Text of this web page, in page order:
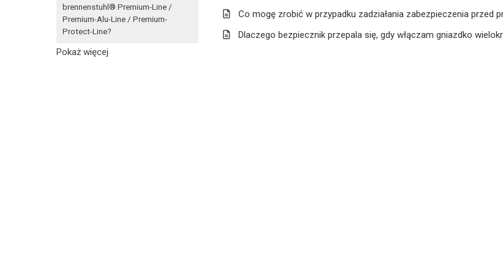
brennenstuhl® Premium-Line /
Premium-Alu-Line / Premium-
Protect-Line?
Pokaż więcej
Co mogę zrobić w przypadku zadziałania zabezpieczenia przed
Dlaczego bezpiecznik przepala się, gdy włączam gniazdko